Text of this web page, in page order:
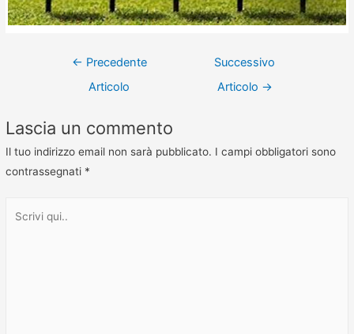
← Precedente
Articolo
Successivo
Articolo →
Lascia un commento
Il tuo indirizzo email non sarà pubblicato. I campi obbligatori sono
contrassegnati *